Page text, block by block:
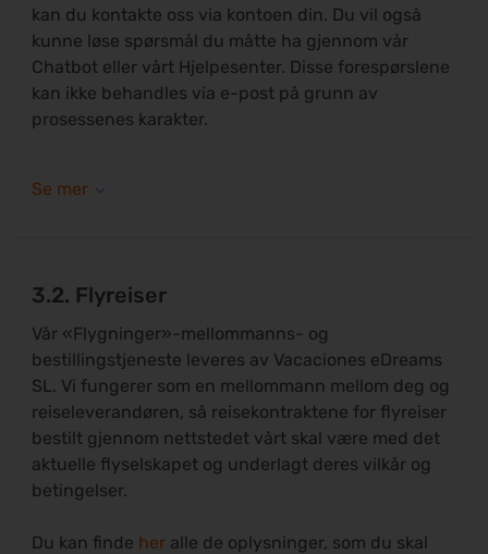
kan du kontakte oss via kontoen din. Du vil også
kunne løse spørsmål du måtte ha gjennom vår
Chatbot eller vårt Hjelpesenter. Disse forespørslene
kan ikke behandles via e-post på grunn av
prosessenes karakter.
3.2. Flyreiser
Vår «Flygninger»-mellommanns- og
bestillingstjeneste leveres av Vacaciones eDreams
SL. Vi fungerer som en mellommann mellom deg og
reiseleverandøren, så reisekontraktene for flyreiser
bestilt gjennom nettstedet vårt skal være med det
aktuelle flyselskapet og underlagt deres vilkår og
betingelser.
Du kan finde her alle de oplysninger, som du skal